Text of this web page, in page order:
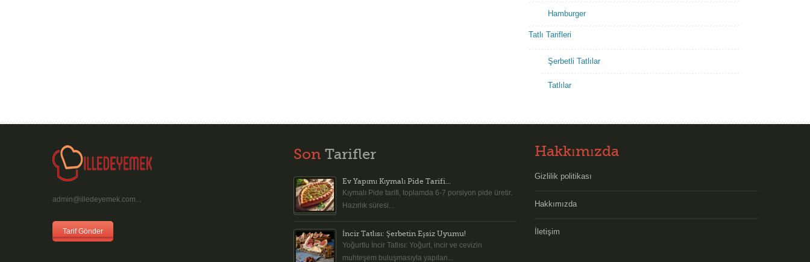
Hamburger
Tatlı Tarifleri
Şerbetli Tatlılar
Tatlılar
admin@illedeyemek.com...
Tarif Gönder
Son Tarifler
Ev Yapımı Kıymalı Pide Tarifi...
Kıymalı Pide tarifi, toplamda 6-7 porsiyon pide üretir.
Hazırlık süresi...
İncir Tatlısı: Şerbetin Eşsiz Uyumu!
Yoğurtlu İncir Tatlısı: Yoğurt, incir ve cevizin
muhteşem buluşmasıyla yapılan...
Hakkımızda
Gizlilik politikası
Hakkımızda
İletişim